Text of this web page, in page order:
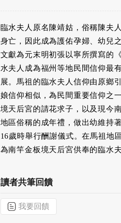
臨水夫人原名陳靖姑，俗稱陳夫
身亡，因此成為護佑孕婦、幼兒
文獻為元末明初張以寧所撰寫的
水夫人成為福州等地民間信仰最
展。馬祖的臨水夫人信仰由原鄉
娘信仰相似，為民間重要信仰之
境天后宮的請花求子，以及現今
地區俗稱的成年禮，做出幼維持
16歲時舉行酬謝儀式。在馬祖地
為南竿金板境天后宮供奉的臨水夫
讀者共筆回饋
我要回饋